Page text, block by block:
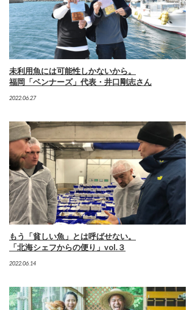
未利用魚には可能性しかないから。
福岡「ベンナーズ」代表・井口剛志さん
2022.06.27
もう「貧しい魚」とは呼ばせない。
「北海シェフからの便り」vol.３
2022.06.14